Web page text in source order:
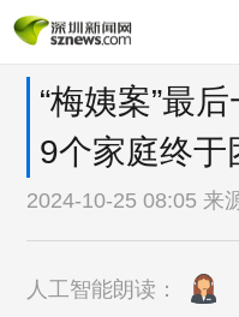
“梅姨案”最
9个家庭终于
2024-10-25 08:05 来
人工智能朗读：